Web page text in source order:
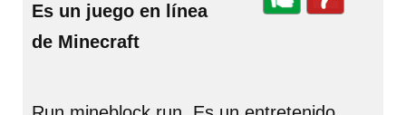
Es un juego en línea
de Minecraft